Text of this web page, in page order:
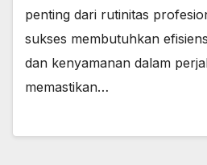
penting dari rutinitas
sukses membutuhkan
dan kenyamanan dalam
memastikan…